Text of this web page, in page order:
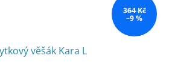
364 Kč
–9 %
věšák Kara L